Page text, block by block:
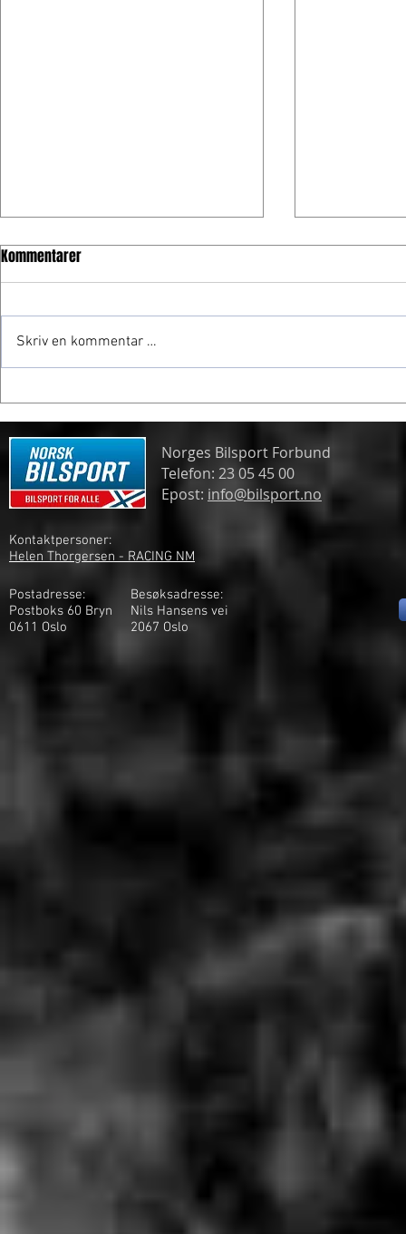
Frogner gjør comeback
Kommentarer
Skriv en kommentar …
Norges Bilsport Forbund
Telefon: 23 05 45 00
Epost: info@bilsport.no
Postadresse:
Postboks 60 Bryn
0611 Oslo
Besøksadresse:
Nils Hansens vei
2067 Oslo
Kontaktpersoner:
Helen Thorgersen - RACING NM